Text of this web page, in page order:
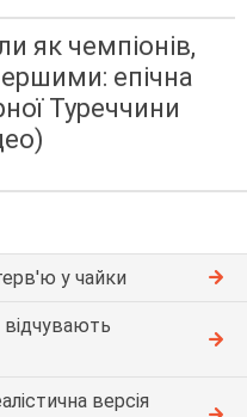
як чемпіонів,
епічна
Туреччини
у чайки
версія